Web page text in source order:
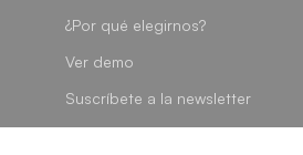
¿Por qué elegirnos?
Ver demo
Suscríbete a la newsletter